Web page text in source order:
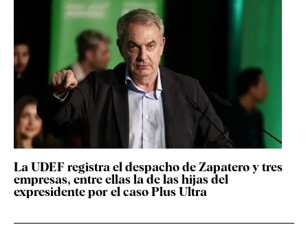
La UDEF registra el despacho de Zapatero y tres
empresas, entre ellas la de las hijas del
expresidente por el caso Plus Ultra